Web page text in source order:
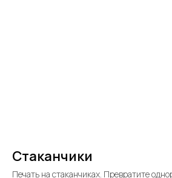
Стаканчики
Печать на стаканчиках. Превратите